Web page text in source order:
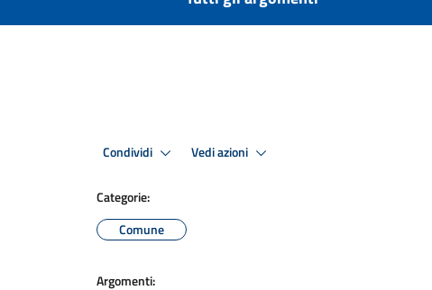
Condividi Vedi azioni
Categorie:
Comune
Argomenti: